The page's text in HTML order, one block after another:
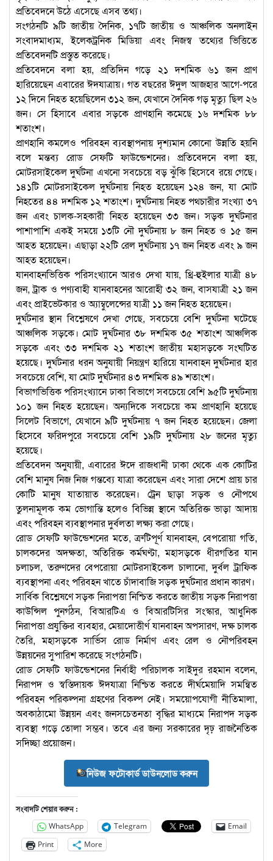
প্রতিবেদনে উঠে এসেছে এসব তথ্য।
সংগঠনটি ৯টি জাতীয় দৈনিক, ১৭টি জাতীয় ও আঞ্চলিক অনলাইন
সংবাদমাধ্যম, ইলেকট্রনিক মিডিয়া এবং নিজস্ব তথ্যের ভিত্তিতে
প্রতিবেদনটি প্রস্তুত করেছে।
প্রতিবেদনে বলা হয়, প্রতিদিন গড়ে ২১ দশমিক ৬১ জন প্রাণ
হারিয়েছেন এবারের ঈদযাত্রায়। গত বছরের ঈদুল আজহার আগে-পরে
১২ দিনে নিহত হয়েছিলেন ৩১২ জন, যেখানে দৈনিক গড় মৃত্যু ছিল ২৬
জন। সে হিসাবে এবার সড়কে প্রাণহানি কমেছে ১৬ দশমিক ৮৮
শতাংশ।
প্রাণহানি কমলেও পরিবহন ব্যবস্থাপনায় দৃশ্যমান কোনো উন্নতি হয়নি
বলে মন্তব্য রোড সেফটি ফাউন্ডেশনের। প্রতিবেদনে বলা হয়,
মোটরসাইকেল দুর্ঘটনা এখনো সবচেয়ে বড় ঝুঁকি হিসেবে রয়ে গেছে।
১৪১টি মোটরসাইকেল দুর্ঘটনায় নিহত হয়েছেন ১২৪ জন, যা মোট
নিহতের ৪৪ দশমিক ১২ শতাংশ। দুর্ঘটনায় নিহত পথচারীর সংখ্যা ৩৭
জন এবং চালক-সহকারী নিহত হয়েছেন ৩৩ জন। সড়ক দুর্ঘটনার
পাশাপাশি একই সময়ে ১৩টি নৌ দুর্ঘটনায় ৮ জন নিহত ও ১৫ জন
আহত হয়েছেন। এছাড়া ২২টি রেল দুর্ঘটনায় ১৭ জন নিহত এবং ৯ জন
আহত হয়েছেন।
যানবাহনভিত্তিক পরিসংখ্যানে আরও দেখা যায়, থ্রি-হুইলার যাত্রী ৪৮
জন, ট্রাক ও পণ্যবাহী যানবাহনের আরোহী ৩২ জন, বাসযাত্রী ২১ জন
এবং প্রাইভেটকার ও অ্যাম্বুলেন্সের যাত্রী ১১ জন নিহত হয়েছেন।
দুর্ঘটনার স্থান বিশ্লেষণে দেখা গেছে, সবচেয়ে বেশি দুর্ঘটনা ঘটেছে
আঞ্চলিক সড়কে। মোট দুর্ঘটনার ৩৮ দশমিক ৩৫ শতাংশ আঞ্চলিক
সড়কে এবং ৩৩ দশমিক ২১ শতাংশ জাতীয় মহাসড়কে সংঘটিত
হয়েছে। দুর্ঘটনার ধরন অনুযায়ী নিয়ন্ত্রণ হারিয়ে যানবাহন দুর্ঘটনার হার
সবচেয়ে বেশি, যা মোট দুর্ঘটনার ৪৩ দশমিক ৪৯ শতাংশ।
বিভাগভিত্তিক পরিসংখ্যানে ঢাকা বিভাগে সবচেয়ে বেশি ৯৫টি দুর্ঘটনায়
১০১ জন নিহত হয়েছেন। অন্যদিকে সবচেয়ে কম প্রাণহানি হয়েছে
সিলেট বিভাগে, যেখানে ৯টি দুর্ঘটনায় ৭ জন নিহত হয়েছেন। জেলা
হিসেবে ফরিদপুরে সবচেয়ে বেশি ১৯টি দুর্ঘটনায় ২৮ জনের মৃত্যু
হয়েছে।
প্রতিবেদন অনুযায়ী, এবারের ঈদে রাজধানী ঢাকা থেকে এক কোটির
বেশি মানুষ নিজ নিজ গন্তব্যে যাত্রা করেছেন এবং সারা দেশে প্রায় চার
কোটি মানুষ যাতায়াত করেছেন। ট্রেন ছাড়া সড়ক ও নৌপথে
তুলনামূলক কম ভোগান্তি হলেও বিভিন্ন স্থানে অতিরিক্ত ভাড়া আদায়
এবং পরিবহন ব্যবস্থাপনার দুর্বলতা লক্ষ্য করা গেছে।
রোড সেফটি ফাউন্ডেশনের মতে, ত্রুটিপূর্ণ যানবাহন, বেপরোয়া গতি,
চালকদের অদক্ষতা, অতিরিক্ত কর্মঘণ্টা, মহাসড়কে ধীরগতির যান
চলাচল, তরুণদের বেপরোয়া মোটরসাইকেল চালানো, দুর্বল ট্রাফিক
ব্যবস্থাপনা এবং পরিবহন খাতে চাঁদাবাজি সড়ক দুর্ঘটনার প্রধান কারণ।
সার্বিক বিশ্লেষণে সড়ক নিরাপত্তা নিশ্চিত করতে জাতীয় সড়ক নিরাপত্তা
কাউন্সিল পুনর্গঠন, বিআরটিএ ও বিআরটিসির সংস্কার, আধুনিক
নিরাপত্তা প্রযুক্তির ব্যবহার, মেয়াদোত্তীর্ণ যানবাহন অপসারণ, দক্ষ চালক
তৈরি, মহাসড়কে সার্ভিস রোড নির্মাণ এবং রেল ও নৌপরিবহন
উন্নয়নের সুপারিশ করেছে সংগঠনটি।
রোড সেফটি ফাউন্ডেশনের নির্বাহী পরিচালক সাইদুর রহমান বলেন,
নিরাপদ ও স্বস্তিদায়ক ঈদযাত্রা নিশ্চিত করতে দীর্ঘমেয়াদি সমন্বিত
পরিবহন পরিকল্পনা গ্রহণের বিকল্প নেই। সময়োপযোগী নীতিমালা,
অবকাঠামো উন্নয়ন এবং জনসচেতনতা বৃদ্ধির মাধ্যমে নিরাপদ সড়ক
ব্যবস্থা গড়ে তোলা সম্ভব। তবে এর জন্য সরকারের দৃঢ় রাজনৈতিক
সদিচ্ছা প্রয়োজন।
নিউজ ফটোকার্ড ডাউনলোড করুন
সংবাদটি শেয়ার করুন :
WhatsApp Telegram
Email
Print
More